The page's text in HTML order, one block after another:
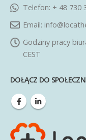
Telefon: + 48 730
Email:
Godziny pracy
CEST
DOŁĄCZ DO